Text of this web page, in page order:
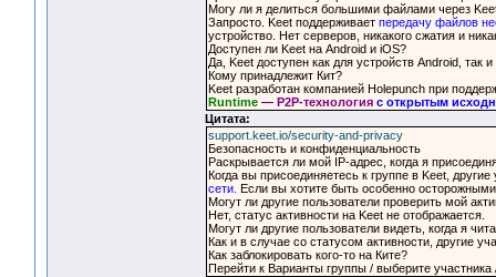
Могу ли я делиться большими файлами через
Запросто. Keet поддерживает передачу файлов
устройство. Нет серверов, никакого сжатия и
Доступен ли Keet на Android и iOS?
Да, Keet доступен как для устройств Android,
Кому принадлежит Кит?
Keet разработан компанией Holepunch при
Runtime — P2P-технология с открытым
Цитата:
support.keet.io/security-and-privacy
Безопасность и конфиденциальность
Раскрывается ли мой IP-адрес, когда я
Когда вы присоединяетесь к группе в Keet,
сети.
Если вы хотите быть особенно
Могут ли другие пользователи проверить мой
Нет, статус активности на Keet не отображается.
Могут ли другие пользователи видеть, когда я
Как и в случае со статусом активности, другие
Как заблокировать кого-то на Ките?
Перейти к Варианты группы / выберите